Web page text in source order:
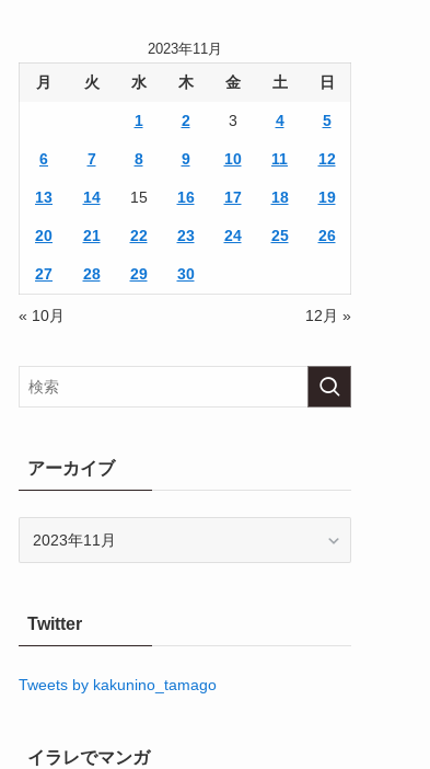
2023年11月
月 火 水 木 金 土 日
1 2 3 4 5
6 7 8 9 10 11 12
13 14 15 16 17 18 19
20 21 22 23 24 25 26
27 28 29 30
« 10月 12月 »
アーカイブ
ブTwitter
Tweets by kakunino_tamago
イラレでマンガ